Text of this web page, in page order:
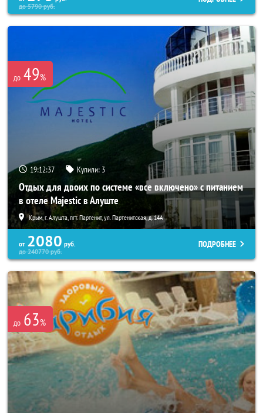
до5790руб.
до 49%
19:12:33 Купили: 3
Отдых для двоих по системе «все включено» с питанием
в отеле Majestic в Алуште
Крым, г. Алушта, пгт. Партенит, ул. Партенитская, д. 14А
от 2080 руб.
до240770руб.
ПОДРОБНЕЕ
до 63%